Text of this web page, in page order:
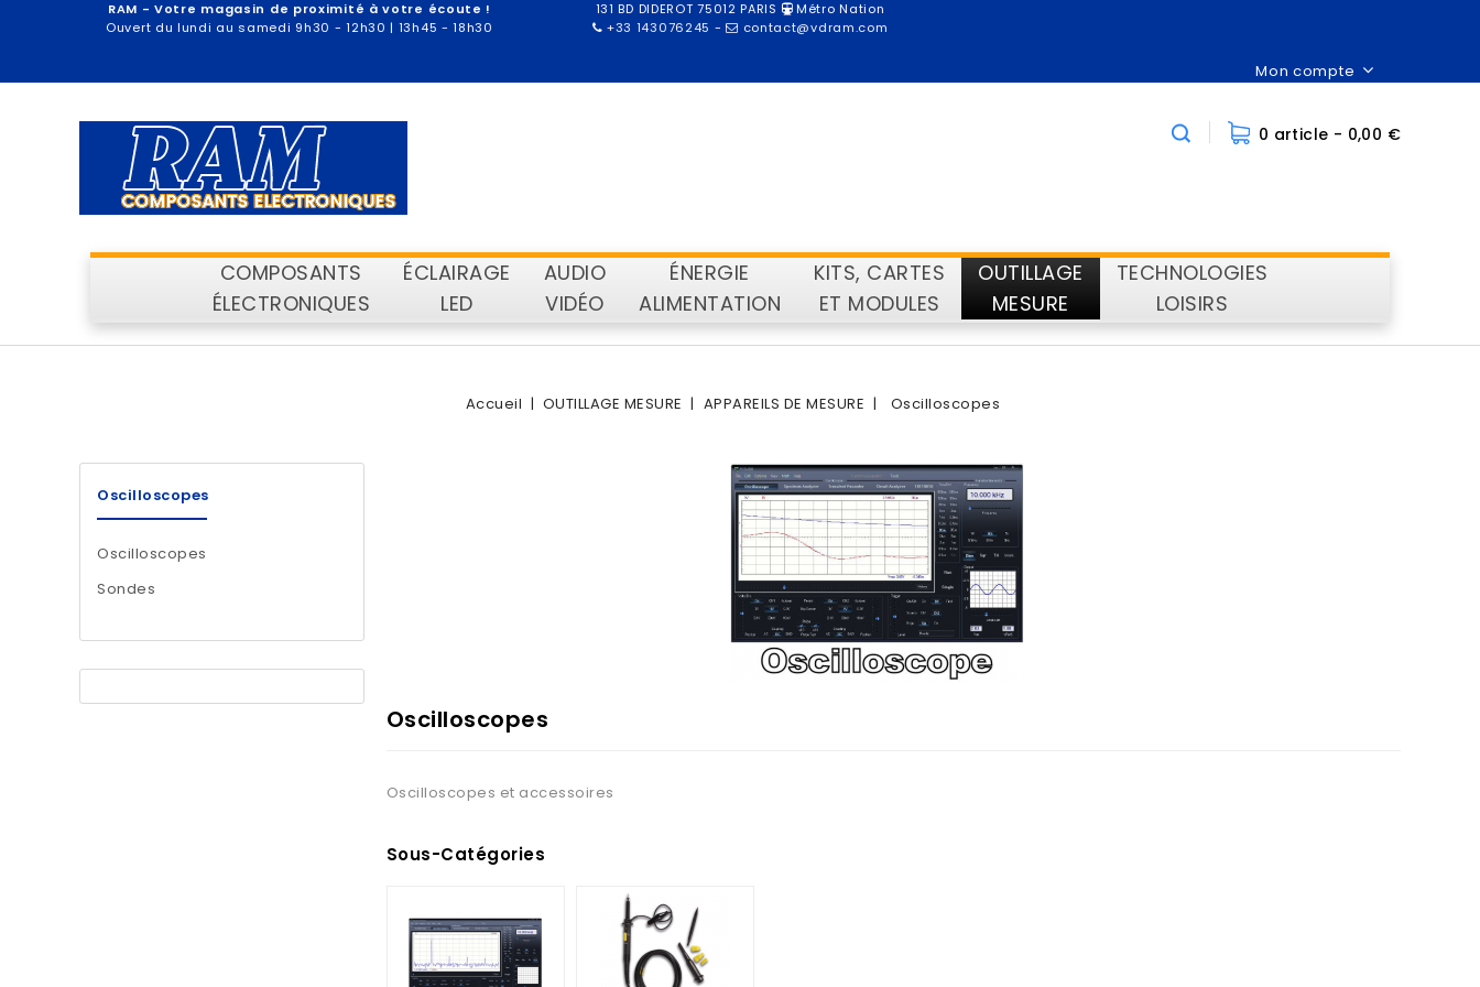
RAM - Votre magasin de proximité à votre écoute !
Ouvert du lundi au samedi 9h30 - 12h30 | 13h45 - 18h30
131 BD DIDEROT 75012 PARIS
Métro Nation
+33 143076245 - contact@vdram.com
Mon compte
0 article - 0,00 €
COMPOSANTS
ÉLECTRONIQUES
ÉCLAIRAGE
LED
AUDIO
VIDÉO
ÉNERGIE
ALIMENTATION
KITS, CARTES
ET MODULES
OUTILLAGE
MESURE
TECHNOLOGIES
LOISIRS
Accueil OUTILLAGE MESURE APPAREILS DE MESURE Oscilloscopes
Oscilloscopes
Oscilloscopes
Sondes
Oscilloscopes
Oscilloscopes et accessoires
Sous-Catégories